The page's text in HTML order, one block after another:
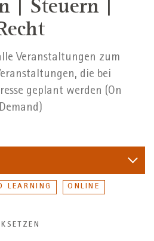
| Steuern |
Veranstaltungen zum
die bei
geplant werden (On
Demand)
LEARNING ONLINE